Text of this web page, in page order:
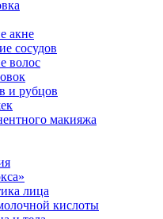
акне
сосудов
волос
и рубцов
макияжа
лица
кислоты